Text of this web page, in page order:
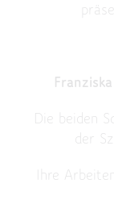
Die beiden
der
Ihre